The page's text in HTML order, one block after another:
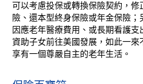
可以考慮投保或轉換保險契約，
險、還本型終身保險或年金保險
因應老年醫療費用、或長期看護
資助子女前往美國發展，如此一
享有一個尊嚴自主的老年生活。